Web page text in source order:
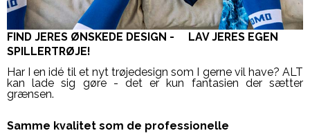
FIND JERES ØNSKEDE DESIGN - LAV JERES EGEN
SPILLERTRØJE!
Har I en idé til et nyt trøjedesign som I gerne vil have? ALT
kan lade sig gøre - det er kun fantasien der sætter
grænsen.
Samme kvalitet som de professionelle